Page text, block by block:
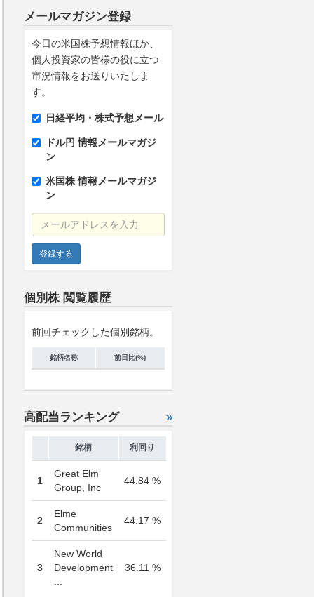
メールマガジン登録
今日の米国株予想情報ほか、
個人投資家の皆様の役に立つ
市況情報をお送りいたしま
す。
日経平均・株式予想メール
ドル円 情報メールマガジ
ン
米国株 情報メールマガジ
ン
メールアドレスを入力
個別株 閲覧履歴
前回チェックした個別銘柄。
銘柄名称 前日比(%)
高配当ランキング »
銘柄 利回り
1
Great Elm
Group, Inc
44.84 %
2
Elme
Communities
44.17 %
3
New World
Development
36.11 %